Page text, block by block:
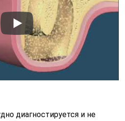
диагностируется и не